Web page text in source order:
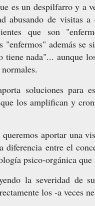
es un despilfarro y a
abusando de visitas
que son
"enfermos" además se
tiene nada"... aunque
soluciones para
los amplifican y
aportar una
diferencia entre el
psico-orgánica que
la severidad de
los -a veces